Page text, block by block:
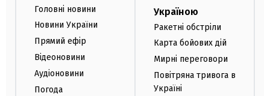
Головні новини
Новини України
Прямий ефір
Відеоновини
Аудіоновини
Погода
Україною
Ракетні обстріли
Карта бойових дій
Мирні переговори
Повітряна тривога в
Україні